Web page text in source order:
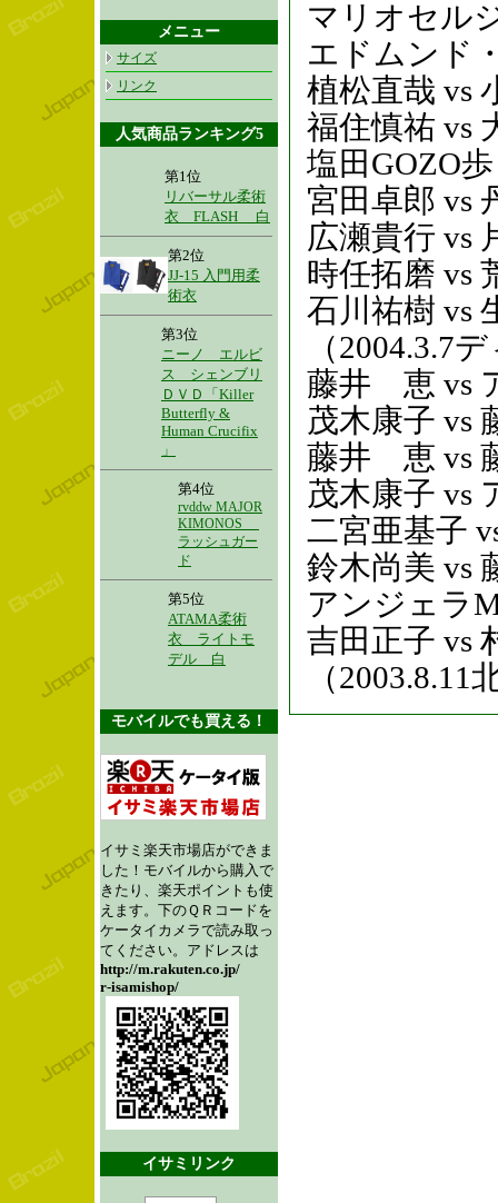
メニュー
サイズ
リンク
人気商品ランキング5
第1位
リバーサル柔術
衣 FLASH 白
第2位
JJ-15 入門用柔
術衣
第3位
ニーノ エルビ
ス シェンブリ
ＤＶＤ「Killer
Butterfly &
Human Crucifix
」
第4位
rvddw MAJOR
KIMONOS
ラッシュガー
ド
第5位
ATAMA柔術
衣 ライトモ
デル 白
モバイルでも買える！
イサミ楽天市場店ができま
した！モバイルから購入で
きたり、楽天ポイントも使
えます。下のＱＲコードを
ケータイカメラで読み取っ
てください。アドレスは
http://m.rakuten.co.jp/
r-isamishop/
イサミリンク
マリオセル
エドムンド
植松直哉 vs
福住慎祐 vs
塩田GOZO
宮田卓郎 vs
広瀬貴行 vs
時任拓磨 vs
石川祐樹 vs
（2004.3.7
藤井 恵 vs
茂木康子 vs
藤井 恵 vs
茂木康子 vs
二宮亜基子
鈴木尚美 vs
アンジェラ
吉田正子 vs
（